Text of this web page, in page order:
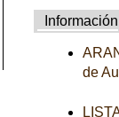
Información
de